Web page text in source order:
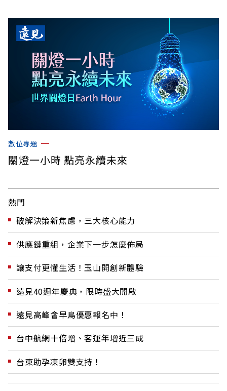
數位專題
關燈一小時 點亮永續未來
熱門
破解決策新焦慮，三大核心能力
供應鏈重組，企業下一步怎麼佈局
讓支付更懂生活！玉山開創新體驗
遠見40週年慶典，限時盛大開啟
遠見高峰會早鳥優惠報名中！
台中航網十倍增、客運年增近三成
台東助孕凍卵雙支持！